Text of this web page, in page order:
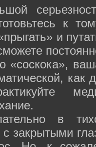
к
и
«соскока»,
в
с закрытыми